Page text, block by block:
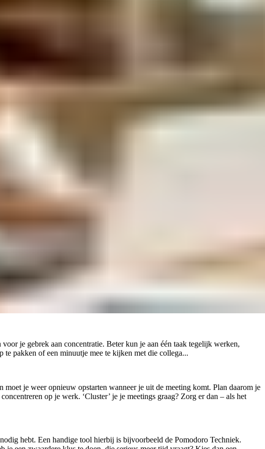
je gebrek aan concentratie. Beter kun je aan één taak tegelijk werken,
pakken of een minuutje mee te kijken met die collega...
je weer opnieuw opstarten wanneer je uit de meeting komt. Plan daarom je
op je werk. ‘Cluster’ je je meetings graag? Zorg er dan – als het
hebt. Een handige tool hierbij is bijvoorbeeld de Pomodoro Techniek.